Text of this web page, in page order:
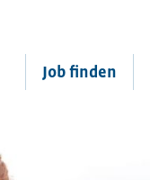
Job finden